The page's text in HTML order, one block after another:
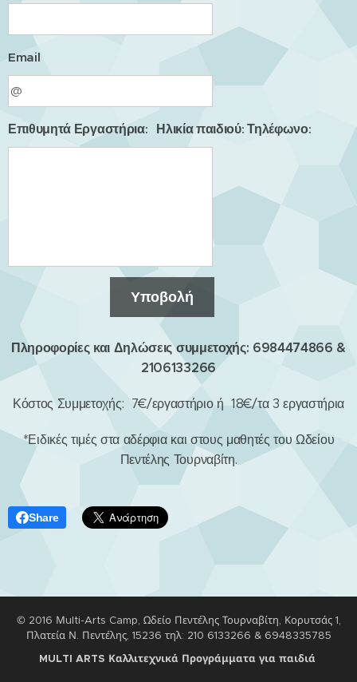
Email
Επιθυμητά Εργαστήρια: Ηλικία παιδιού: Τηλέφωνο:
Υποβολή
Πληροφορίες και Δηλώσεις συμμετοχής: 6984474866 &
2106133266
Κόστος Συμμετοχής: 7€/εργαστήριο ή 18€/τα 3 εργαστήρια
*Ειδικές τιμές στα αδέρφια και στους μαθητές του Ωδείου
Πεντέλης Τουρναβίτη.
Share
© 2016 Μulti-Arts Camp, Ωδείο Πεντέλης Τουρναβίτη, Κορυτσάς 1,
Πλατεία Ν. Πεντέλης, 15236 τηλ: 210 6133266 & 6948335785
MULTI ARTS Καλλιτεχνικά Προγράμματα για παιδιά